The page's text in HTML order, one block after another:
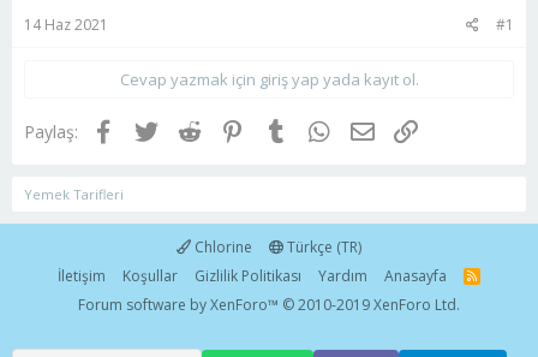
14 Haz 2021 #1
Cevap yazmak için giriş yap yada kayıt ol.
Paylaş: Facebook
TwitterReddit PinterestTumblrWhatsApp
E-postaLink
Yemek Tarifleri
Chlorine
Türkçe (TR)
İletişim
Koşullar Gizlilik Politikası Yardım Anasayfa
R
S
Forum software by XenForo™ © 2010-2019 XenForo Ltd.